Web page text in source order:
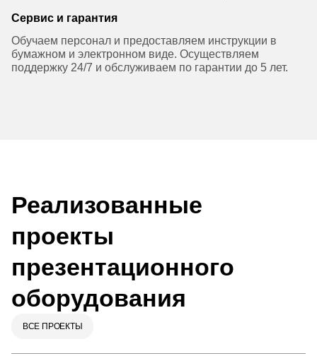
Сервис и гарантия
Обучаем персонал и предоставляем инструкции в
бумажном и электронном виде. Осуществляем
поддержку 24/7 и обслуживаем по гарантии до 5 лет.
Реализованные
проекты
презентационного
оборудования
ВСЕ ПРОЕКТЫ